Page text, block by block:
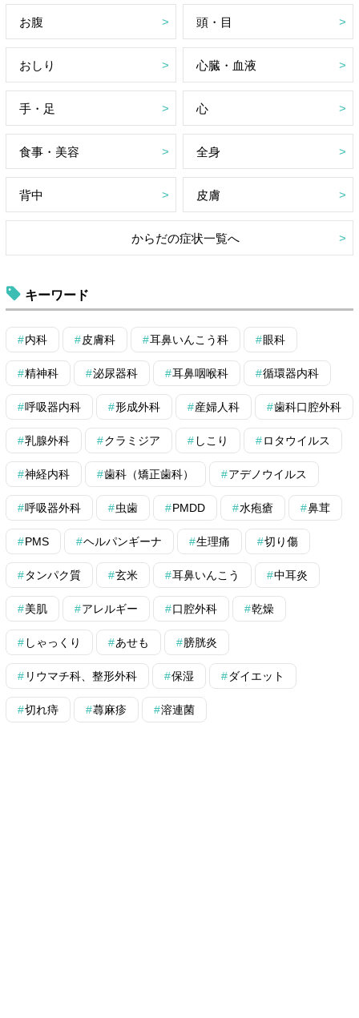
お腹 頭・目
おしり 心臓・血液
手・足 心
食事・美容 全身
背中 皮膚
からだの症状一覧へ
キーワード
内科 皮膚科 耳鼻いんこう科 眼科
精神科 泌尿器科 耳鼻咽喉科 循環器内科
呼吸器内科 形成外科 産婦人科 歯科口腔外科
乳腺外科 クラミジア しこり ロタウイルス
神経内科 歯科（矯正歯科） アデノウイルス
呼吸器外科 虫歯 PMDD 水疱瘡 鼻茸
PMS ヘルパンギーナ 生理痛 切り傷
タンパク質 玄米 耳鼻いんこう 中耳炎
美肌 アレルギー 口腔外科 乾燥
しゃっくり あせも 膀胱炎
リウマチ科、整形外科 保湿 ダイエット
切れ痔 蕁麻疹 溶連菌